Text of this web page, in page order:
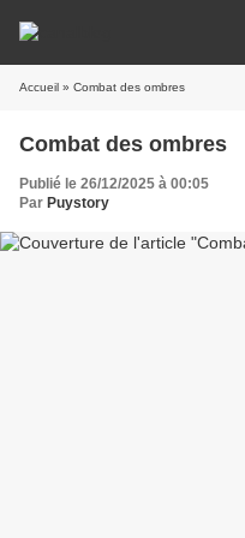
Accueil » Combat des ombres
Combat des ombres
Publié le 26/12/2025 à 00:05
Par Puystory